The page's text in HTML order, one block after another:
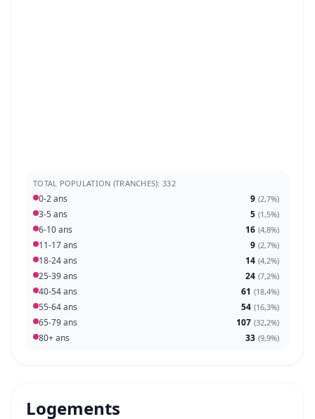
TOTAL POPULATION (TRANCHES): 332
0-2 ans 9 (2,7%)
3-5 ans 5 (1,5%)
6-10 ans 16 (4,8%)
11-17 ans 9 (2,7%)
18-24 ans 14 (4,2%)
25-39 ans 24 (7,2%)
40-54 ans 61 (18,4%)
55-64 ans 54 (16,3%)
65-79 ans 107 (32,2%)
80+ ans 33 (9,9%)
Logements